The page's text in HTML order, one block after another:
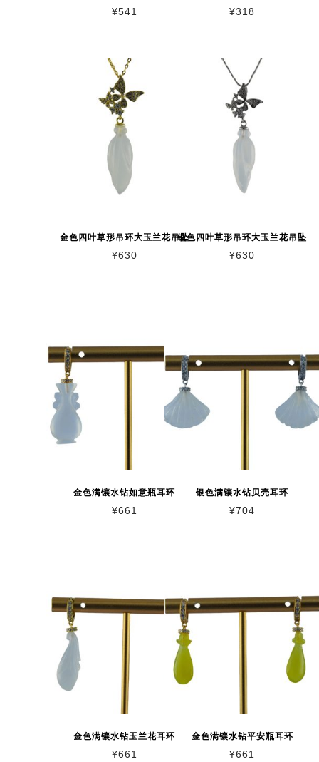
金色满镶水钻如意瓶耳环
¥661
银色满镶水钻贝壳耳环
¥704
金色满镶水钻玉兰花耳环
¥661
金色满镶水钻平安瓶耳环
¥661
¥541 ¥318
金色四叶草形吊环大玉兰花吊坠
¥630
银色四叶草形吊环大玉兰花吊坠
¥630